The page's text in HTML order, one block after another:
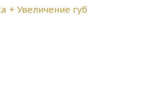
+ Увеличение губ